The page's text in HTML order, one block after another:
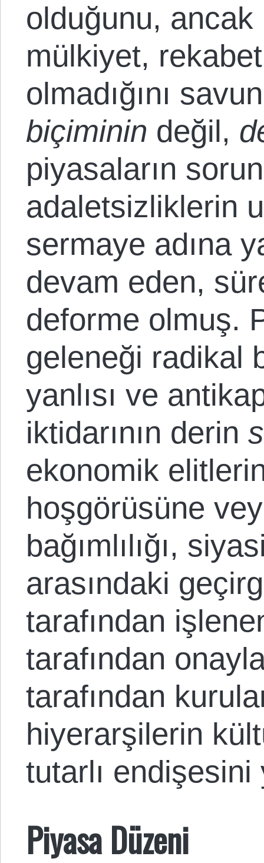
olduğunu,
mülkiyet,
olmadığını
biçiminin değil,
piyasaların
adaletsizliklerin
sermaye adına
devam eden,
deforme olmuş.
geleneği radikal
yanlısı ve
iktidarının derin
ekonomik
hoşgörüsüne
bağımlılığı,
arasındaki
tarafından
tarafından
tarafından
hiyerarşilerin
tutarlı endişesini
Piyasa Düzeni